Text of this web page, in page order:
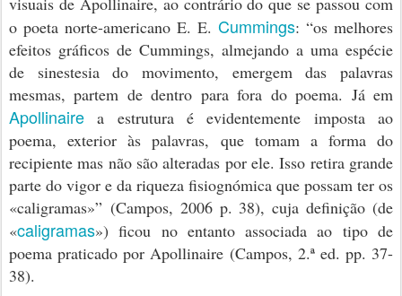
o poeta norte-americano E. E. Cummings: “os melhores
efeitos gráficos de Cummings, almejando a uma espécie
de sinestesia do movimento, emergem das palavras
mesmas, partem de dentro para fora do poema. Já em
Apollinaire a estrutura é evidentemente imposta ao
poema, exterior às palavras, que tomam a forma do
recipiente mas não são alteradas por ele. Isso retira grande
parte do vigor e da riqueza fisiognómica que possam ter os
«caligramas»” (Campos, 2006 p. 38), cuja definição (de
«caligramas») ficou no entanto associada ao tipo de
poema praticado por Apollinaire (Campos, 2.ª ed. pp. 37-
38).